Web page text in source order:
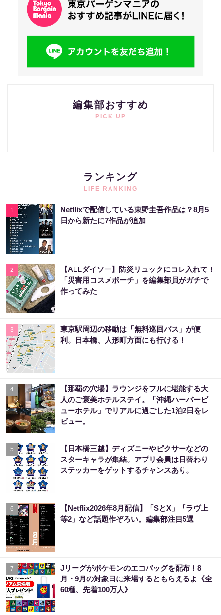
編集部おすすめ
PICK UP
ランキング
LIFE RANKING
1
Netflixで配信している東野圭吾作品は？8月5
日から新たに7作品が追加
2
【ALLダイソー】防災リュックにコレ入れて！
「災害用コスメポーチ」を編集部員がガチで
作ってみた
3
東京駅周辺の移動は「無料巡回バス」が便
利。日本橋、人形町方面にも行ける！
4
【那覇の穴場】ラウンジをフルに堪能する大
人のご褒美ホテルステイ。「沖縄ハーバービ
ューホテル」でリアルに過ごした1泊2日をレ
ビュー。
5
【日本橋三越】ディズニーやピクサーなどの
スターキャラが集結。アプリ会員は日替わり
ステッカーをゲットするチャンスあり。
6
【Netflix2026年8月配信】「SとX」「ラヴ上
等2」など話題作ぞろい。編集部注目5選
7
Jリーグがポケモンのエコバッグを配布！8
月・9月の対象日に来場するともらえるよ《全
60種、先着100万人》